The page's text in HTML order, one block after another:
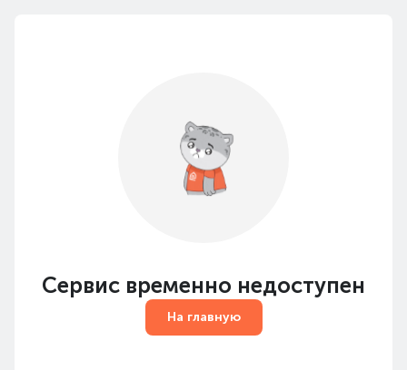
Сервис временно недоступен
На главную